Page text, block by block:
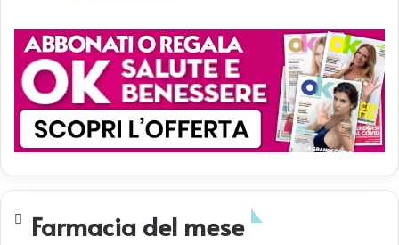
Farmacia del mese